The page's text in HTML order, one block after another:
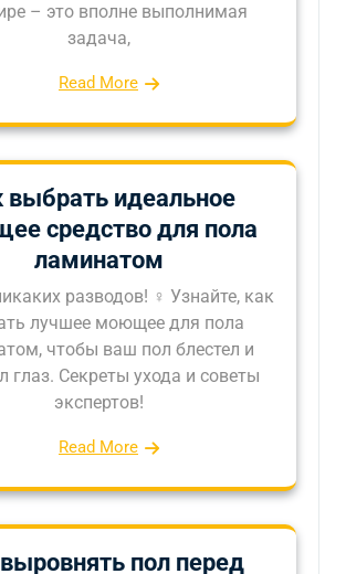
– это вполне выполнимая
задача,
Read More
выбрать идеальное
средство для пола
ламинатом
разводов! ♀ Узнайте, как
лучшее моющее для пола
чтобы ваш пол блестел и
глаз. Секреты ухода и советы
экспертов!
Read More
пол перед